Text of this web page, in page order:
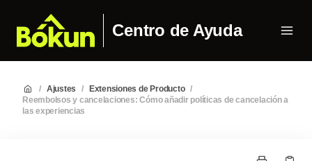
Centro de Ayuda
/ Ajustes / Extensiones de Producto /
Reembolsos y cancelaciones: Cómo añadir políticas de cancelación a
las experiencias